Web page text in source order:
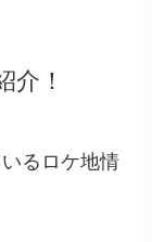
介！
るロケ地情